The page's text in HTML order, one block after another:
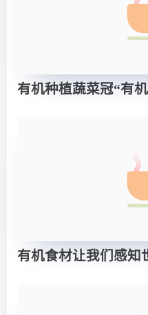
有机种植蔬菜冠“有
有机食材让我们感知